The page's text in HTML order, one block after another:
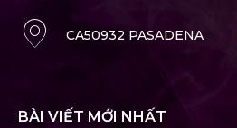
CA50932 PASADENA
BÀI VIẾT MỚI NHẤT